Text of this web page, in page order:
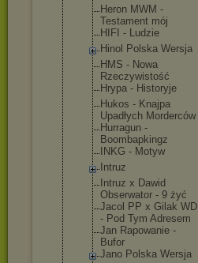
Heron MWM -
Testament mój
HIFI - Ludzie
Hinol Polska Wersja
HMS - Nowa
Rzeczywistość
Hrypa - Historyje
Hukos - Knajpa
Upadłych Morderców
Hurragun -
Boombapkingz
INKG - Motyw
Intruz
Intruz x Dawid
Obserwator - 9 żyć
Jacol PP x Gilak WD
- Pod Tym Adresem
Jan Rapowanie -
Bufor
Jano Polska Wersja